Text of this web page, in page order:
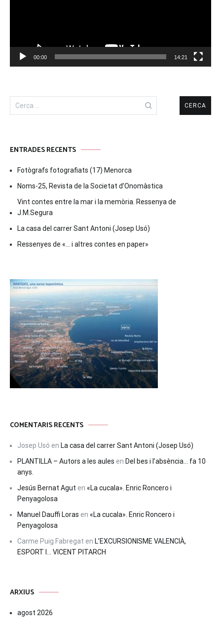
00:00 14:21
ENTRADES RECENTS
Fotògrafs fotografiats (17) Menorca
Noms-25, Revista de la Societat d’Onomàstica
Vint contes entre la mar i la memòria. Ressenya de
J.M.Segura
La casa del carrer Sant Antoni (Josep Usó)
Ressenyes de «… i altres contes en paper»
COMENTARIS RECENTS
Josep Usó en La casa del carrer Sant Antoni (Josep Usó)
PLANTILLA – Autors a les aules en Del bes i l’absència… fa 10
anys.
Jesús Bernat Agut en «La cucala». Enric Roncero i
Penyagolosa
Manuel Dauffi Loras en «La cucala». Enric Roncero i
Penyagolosa
Carme Puig Fabregat en L’EXCURSIONISME VALENCIÀ,
ESPORT I… VICENT PITARCH
ARXIUS
agost 2026